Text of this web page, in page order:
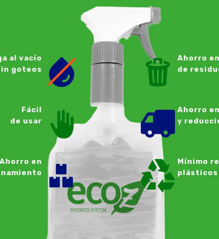
al vacío
goteos
Fácil
de usar
en
Ahorro
de
Ahorro
y
Mínimo
plásticos